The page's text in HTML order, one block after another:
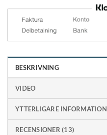
BESKRIVNING
VIDEO
YTTERLIGARE INFORMATION
RECENSIONER (13)